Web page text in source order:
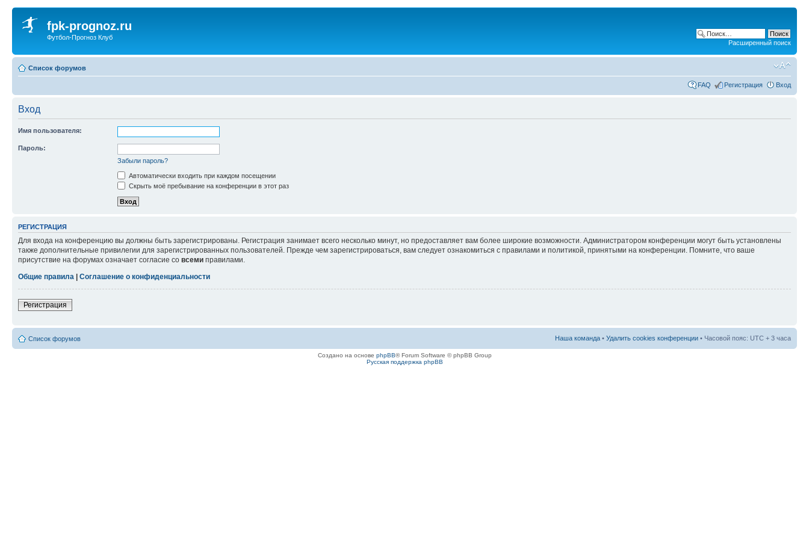
fpk-prognoz.ru
Футбол-Прогноз Клуб
Расширенный поиск
Список форумов
FAQ Регистрация Вход
Вход
Имя пользователя:
Пароль:
Забыли пароль?
Автоматически входить при каждом посещении
Скрыть моё пребывание на конференции в этот раз
РЕГИСТРАЦИЯ
Для входа на конференцию вы должны быть зарегистрированы. Регистрация занимает всего несколько минут, но предоставляет вам более широкие возможности. Администратором конференции могут быть установлены
также дополнительные привилегии для зарегистрированных пользователей. Прежде чем зарегистрироваться, вам следует ознакомиться с правилами и политикой, принятыми на конференции. Помните, что ваше
присутствие на форумах означает согласие со всеми правилами.
Общие правила
Соглашение о конфиденциальности
Регистрация
Список форумов Наша команда • Удалить cookies конференции • Часовой пояс: UTC + 3 часа
Создано на основе phpBB® Forum Software © phpBB Group
Русская поддержка phpBB